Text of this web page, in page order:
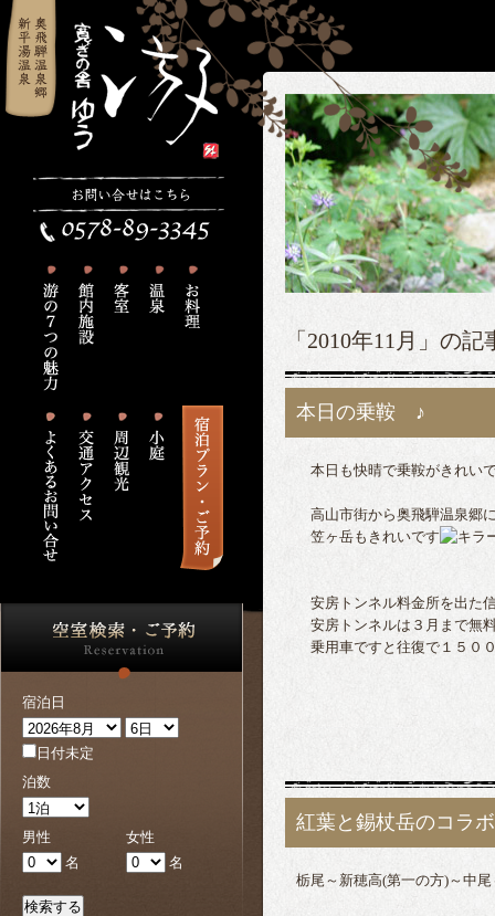
宿泊日
日付未定
泊数
男性
名
女性
名
検索する
「2010年11月」の記
本日の乗鞍 ♪
本日も快晴で乗鞍がきれい
高山市街から奥飛騨温泉郷
笠ヶ岳もきれいです
安房トンネル料金所を出た
安房トンネルは３月まで無
乗用車ですと往復で１５０
紅葉と錫杖岳のコラ
栃尾～新穂高(第一の方)～中